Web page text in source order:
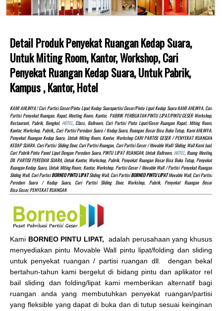
Detail Produk Penyekat Ruangan Kedap Suara,
Untuk Miting Room, Kantor, Workshop, Cari
Penyekat Ruangan Kedap Suara, Untuk Pabrik,
Kampus , Kantor, Hotel
KAMI AHLINYA.! Cari Partisi Geser/pintu Lipat Kedap Suarapartisi Geser/pintu Lipat Kedap Suara KAMI AHLINYA, Cari
Partisi Penyekat Ruangan, Rapat, Meeting Room, Kantor, PABRIK PEMBUATAN PINTU LIPAT/PINTU GESER Workshop,
Restaurant, Pabrik, Bengkel, HOTEL, Class, Ballroom, Cari Partisi Pintu Lipat/Geser Ruangan Rapat, Miting Room,
Kantor, Workshop, Pabrik,, Cari Partisi Peredam Suara / Kedap Suara, Ruangan Besar Bisa Buka Tutup, Kami AHLINYA!
Penyekat Ruangan Kedap Suara, Untuk Miting Room, Kantor, Workshop CARI PARTISI GESER / PENYEKAT RUANGAN
KEDAP SUARA. Cari Partisi Sliding Door, Cari Partisi Ruangan, Cari Partisi Geser / Movable Wall/ Sliding Wall Kami Jual,
Cari Pabrik Pintu Panel Lipat Dengan Peredam Suara, PINTU LIPAT RUANGAN, Untuk Ballroom, HOTEL, Ruang Meeting
Dll. PARTISI PEREDAM SUARA, Untuk Kantor, Workshop, Pabrik, Penyekat Ruangan Besar Bisa Buka Tutup, Penyekat
Ruangan Kedap Suara, Untuk Miting Room, Kantor, Workshop, Partisi Geser / Movable Wall / Partisi Penyekat Ruangan
Sliding Wall, Cari PartisiBORNEO PINTU LIPATSliding Wall, Cari PartisiBORNEO PINTU LIPATMovable Wall, Cari Partisi
Peredam Suara / Kedap Suara, Cari Partisi Sliding Door, Workshop, Pabrik, Penyekat Ruangan Besar
Bisa Geser, PENYEKAT RUANGAN
Kami BORNEO PINTU LIPAT, adalah perusahaan yang khusus
menyediakan pintu Movable Wall pintu lipat/folding dan sliding
untuk penyekat ruangan / partisi ruangan dll. dengan bekal
bertahun-tahun kami bergelut di bidang pintu dan aplikator rel
bail sliding dan folding/lipat kami memberikan alternatif bagi
ruangan anda yang membutuhkan penyekat ruangan/partisi
yang fleksible yang dapat di buka dan di tutup sesuai keinginan